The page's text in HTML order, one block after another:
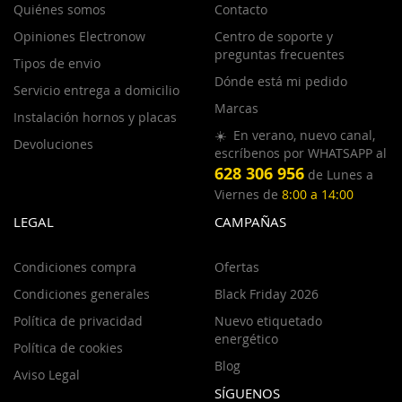
Quiénes somos
Opiniones Electronow
Tipos de envio
Servicio entrega a domicilio
Instalación hornos y placas
Devoluciones
Contacto
Centro de soporte y
preguntas frecuentes
Dónde está mi pedido
Marcas
☀️ En verano, nuevo canal,
escríbenos por WHATSAPP al
628 306 956 de Lunes a
Viernes de 8:00 a 14:00
LEGAL
Condiciones compra
Condiciones generales
Política de privacidad
Política de cookies
Aviso Legal
CAMPAÑAS
Ofertas
Black Friday 2026
Nuevo etiquetado
energético
Blog
SÍGUENOS